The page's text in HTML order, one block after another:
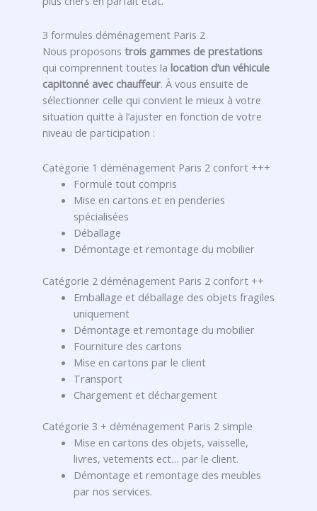
3 formules déménagement Paris 2
Nous proposons trois gammes de prestations
qui comprennent toutes la location d’un véhicule
capitonné avec chauffeur. À vous ensuite de
sélectionner celle qui convient le mieux à votre
situation quitte à l’ajuster en fonction de votre
niveau de participation :
Catégorie 1 déménagement Paris 2 confort +++
Formule tout compris
Mise en cartons et en penderies
spécialisées
Déballage
Démontage et remontage du mobilier
Catégorie 2 déménagement Paris 2 confort ++
Emballage et déballage des objets fragiles
uniquement
Démontage et remontage du mobilier
Fourniture des cartons
Mise en cartons par le client
Transport
Chargement et déchargement
Catégorie 3 + déménagement Paris 2 simple
Mise en cartons des objets, vaisselle,
livres, vetements ect… par le client.
Démontage et remontage des meubles
par nos services.